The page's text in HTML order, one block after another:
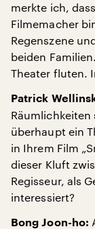
merkte ich,
Filmemacher
Regenszene
beiden
Theater fluten.
Patrick
Räumlichkeiten
überhaupt ein
in Ihrem Film
dieser Kluft
Regisseur, als
interessiert?
Bong Joon-ho: